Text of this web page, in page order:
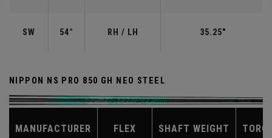
SW 54° RH / LH 35.25"
NIPPON NS PRO 850 GH NEO STEEL
MANUFACTURER FLEX SHAFT WEIGHT